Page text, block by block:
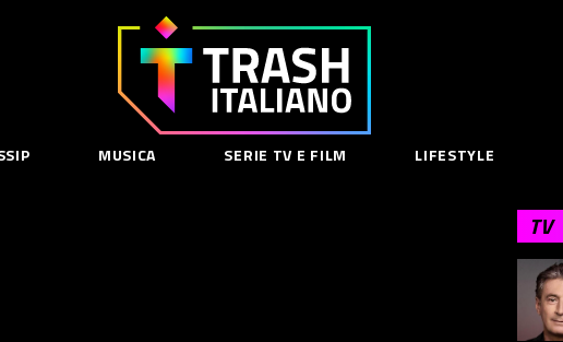
Trash
Italiano
MUSICA SERIE TV E FILM LIFESTYLE
TV